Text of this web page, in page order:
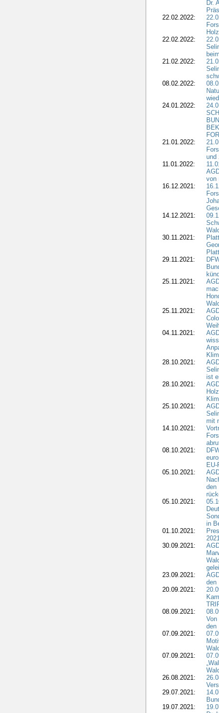
Dr.
22.02.2022:
22.02.2022:
21.02.2022:
08.02.2022:
24.01.2022:
21.01.2022:
und
11.01.2022:
von
16.12.2021:
14.12.2021:
30.11.2021:
29.11.2021:
25.11.2021:
25.11.2021:
04.11.2021:
28.10.2021:
ist
28.10.2021:
25.10.2021:
mit
14.10.2021:
08.10.2021:
05.10.2021:
den
05.10.2021:
in
01.10.2021:
30.09.2021:
23.09.2021:
den
20.09.2021:
08.09.2021:
den
07.09.2021:
07.09.2021:
26.08.2021:
29.07.2021:
19.07.2021: